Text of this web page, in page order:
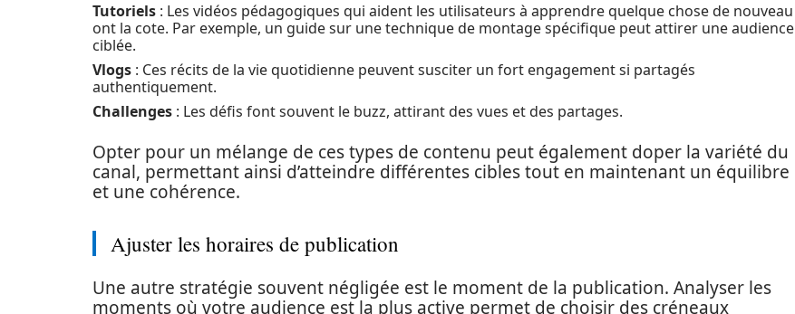
Tutoriels : Les vidéos pédagogiques qui aident les utilisateurs à apprendre quelque chose de nouveau
ont la cote. Par exemple, un guide sur une technique de montage spécifique peut attirer une audience
ciblée.
Vlogs : Ces récits de la vie quotidienne peuvent susciter un fort engagement si partagés
authentiquement.
Challenges : Les défis font souvent le buzz, attirant des vues et des partages.
Opter pour un mélange de ces types de contenu peut également doper la variété du
canal, permettant ainsi d’atteindre différentes cibles tout en maintenant un équilibre
et une cohérence.
Ajuster les horaires de publication
Une autre stratégie souvent négligée est le moment de la publication. Analyser les
moments où votre audience est la plus active permet de choisir des créneaux